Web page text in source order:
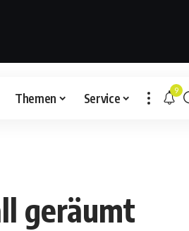
Themen Service 9
geräumt